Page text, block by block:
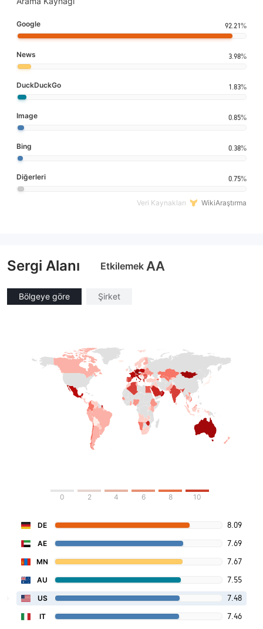
Google 92.21%
News 3.98%
DuckDuckGo 1.83%
Image 0.85%
Bing 0.38%
Diğerleri 0.75%
Veri Kaynakları WikiAraştırma
Sergi Alanı Etkilemek AA
Bölgeye göre Şirket
0 2 4 6 8 10
DE 8.09
AE 7.69
MN 7.67
AU 7.55
US 7.48
IT 7.46